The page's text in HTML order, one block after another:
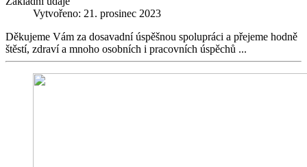
Vytvořeno: 21. prosinec 2023
Děkujeme Vám za dosavadní úspěšnou spolupráci a přejeme hodně
štěstí, zdraví a mnoho osobních i pracovních úspěchů ...